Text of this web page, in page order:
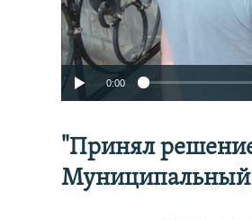
0:00
"Принял
Муниципальный